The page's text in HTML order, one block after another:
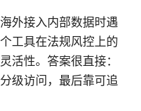
外接入内部数据时遇
工具在法规风控上的
活性。答案很直接：
级访问，最后靠可追